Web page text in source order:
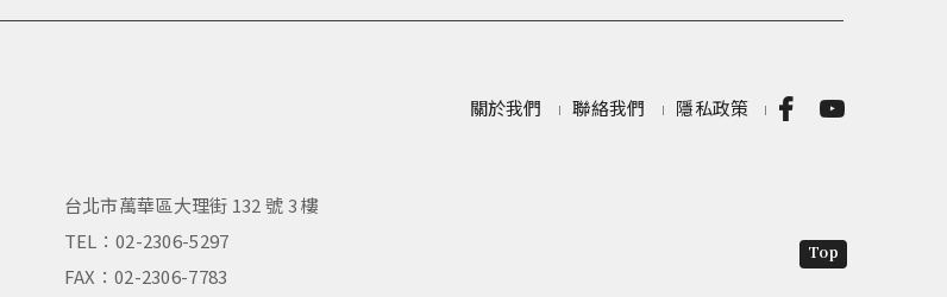
關於我們 聯絡我們 隱私政策
台北市萬華區大理街 132 號 3 樓
TEL：02-2306-5297
FAX：02-2306-7783
Top